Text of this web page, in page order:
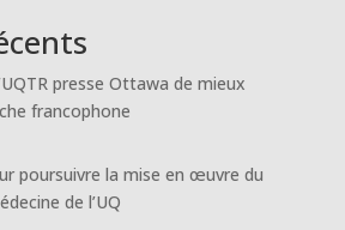
presse Ottawa de mieux
francophone
poursuivre la mise en œuvre du
de l’UQ